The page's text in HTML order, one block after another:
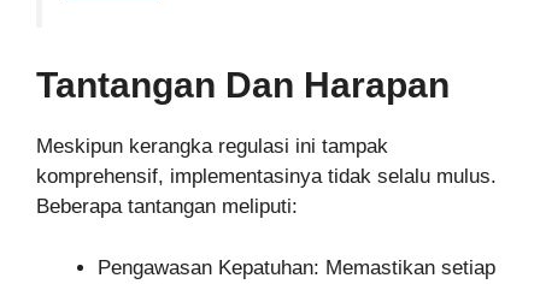
Tantangan Dan Harapan
Meskipun kerangka regulasi ini tampak
komprehensif, implementasinya tidak selalu mulus.
Beberapa tantangan meliputi:
Pengawasan Kepatuhan: Memastikan setiap